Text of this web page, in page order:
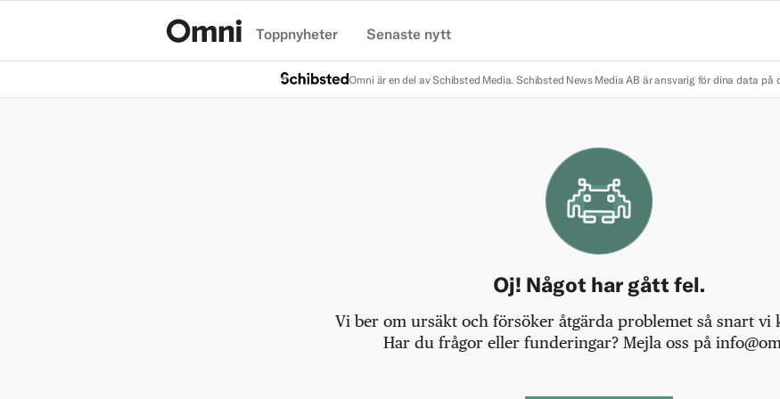
Toppnyheter Senaste nytt
Omni är en del av Schibsted Media. Schibsted News Media AB är ansvarig för dina data på
Oj! Något har gått fel.
Vi ber om ursäkt och försöker åtgärda problemet så snart vi
Har du frågor eller funderingar? Mejla oss på